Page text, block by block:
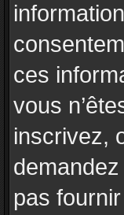
ces
vous
inscrivez,
pas